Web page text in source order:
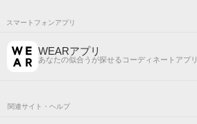
スマートフォンアプリ
WEARアプリ
あなたの似合うが探せるコーディネートアプリ
関連サイト・ヘルプ